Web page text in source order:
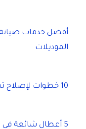
أفضل خدمات
الموديلات
10 خطوات لإصلاح تسريب المياه من غسالتك بجدة
5 أعطال شائعة في الغسالات وكيفية إصلاحها بجدة